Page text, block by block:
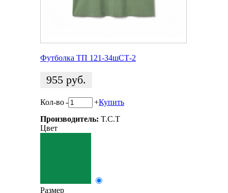
Футболка ТП 121-34шСТ-2
955 руб.
Кол-во- +Купить
Производитель: T.C.T
Цвет
Размер